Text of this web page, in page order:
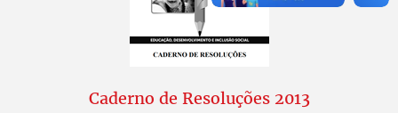
Caderno de Resoluções 2013